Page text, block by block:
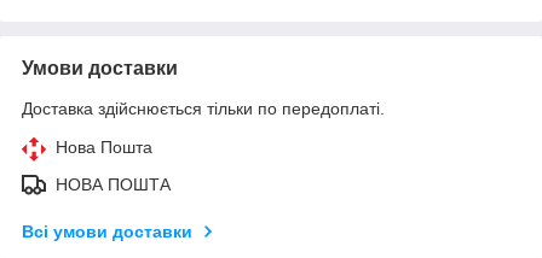
Умови доставки
Доставка здійснюється тільки по передоплаті.
Нова Пошта
НОВА ПОШТА
Всі умови доставки